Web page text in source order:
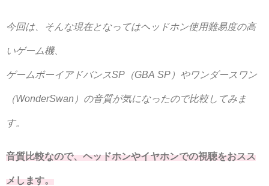
今回は、そんな現在となってはヘッドホン使用難易度の高
いゲーム機、
ゲームボーイアドバンスSP（GBA SP）やワンダースワン
（WonderSwan）の音質が気になったので比較してみま
す。
音質比較なので、ヘッドホンやイヤホンでの視聴をおスス
メします。